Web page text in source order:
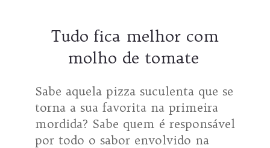
Tudo fica melhor com
molho de tomate
Sabe aquela pizza suculenta que se
torna a sua favorita na primeira
mordida? Sabe quem é responsável
por todo o sabor envolvido na